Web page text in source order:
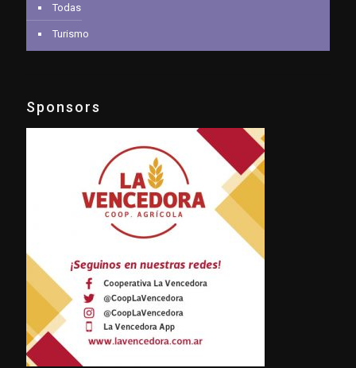
Todas
Turismo
Sponsors